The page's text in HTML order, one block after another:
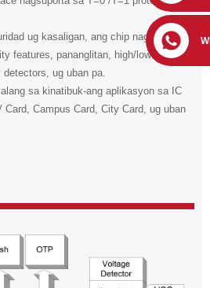
ug kasaligan, ang chip nagsuporta
features, pananglitan, high/low voltage
ug uban pa.
sa kinatibuk-ang aplikasyon sa IC
Campus Card, City Card, ug uban